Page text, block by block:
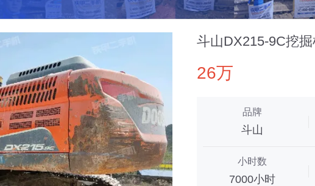
斗山DX215-9C挖
26万
品牌
斗山
小时数
7000小时